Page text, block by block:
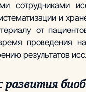
сотрудниками
и
от
проведения
результатов
развития